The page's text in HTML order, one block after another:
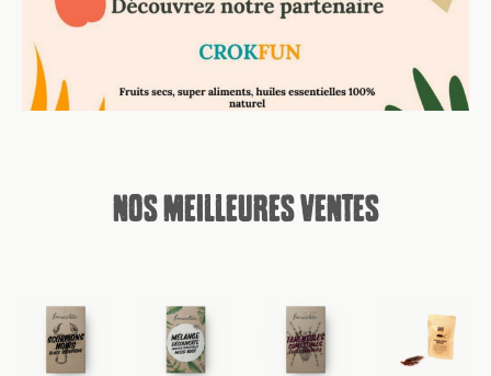
NOS MEILLEURES VENTES